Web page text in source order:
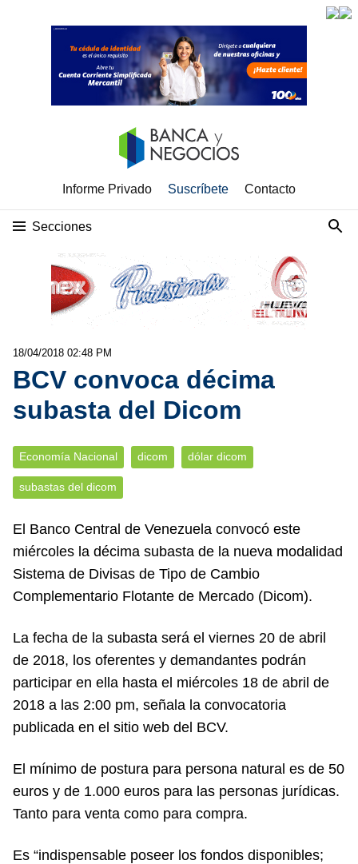
Informe Privado Suscríbete Contacto
Secciones
18/04/2018 02:48 PM
BCV convoca décima
subasta del Dicom
Economía Nacional dicom dólar dicom
subastas del dicom
El Banco Central de Venezuela convocó este
miércoles la décima subasta de la nueva modalidad
Sistema de Divisas de Tipo de Cambio
Complementario Flotante de Mercado (Dicom).
La fecha de la subasta será el viernes 20 de abril
de 2018, los oferentes y demandantes podrán
participar en ella hasta el miércoles 18 de abril de
2018 a las 2:00 pm, señala la convocatoria
publicada en el sitio web del BCV.
El mínimo de postura para persona natural es de 50
euros y de 1.000 euros para las personas jurídicas.
Tanto para venta como para compra.
Es “indispensable poseer los fondos disponibles;